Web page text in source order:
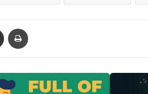
Condividi via mail